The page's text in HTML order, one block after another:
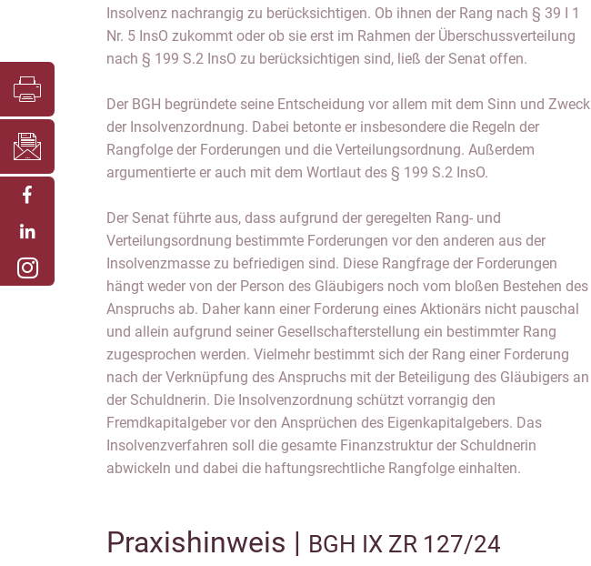
Insolvenz nachrangig zu berücksichtigen. Ob ihnen der Rang nach § 39 I 1
Nr. 5 InsO zukommt oder ob sie erst im Rahmen der Überschussverteilung
nach § 199 S.2 InsO zu berücksichtigen sind, ließ der Senat offen.
Der BGH begründete seine Entscheidung vor allem mit dem Sinn und Zweck
der Insolvenzordnung. Dabei betonte er insbesondere die Regeln der
Rangfolge der Forderungen und die Verteilungsordnung. Außerdem
argumentierte er auch mit dem Wortlaut des § 199 S.2 InsO.
Der Senat führte aus, dass aufgrund der geregelten Rang- und
Verteilungsordnung bestimmte Forderungen vor den anderen aus der
Insolvenzmasse zu befriedigen sind. Diese Rangfrage der Forderungen
hängt weder von der Person des Gläubigers noch vom bloßen Bestehen des
Anspruchs ab. Daher kann einer Forderung eines Aktionärs nicht pauschal
und allein aufgrund seiner Gesellschafterstellung ein bestimmter Rang
zugesprochen werden. Vielmehr bestimmt sich der Rang einer Forderung
nach der Verknüpfung des Anspruchs mit der Beteiligung des Gläubigers an
der Schuldnerin. Die Insolvenzordnung schützt vorrangig den
Fremdkapitalgeber vor den Ansprüchen des Eigenkapitalgebers. Das
Insolvenzverfahren soll die gesamte Finanzstruktur der Schuldnerin
abwickeln und dabei die haftungsrechtliche Rangfolge einhalten.
Praxishinweis | BGH IX ZR 127/24